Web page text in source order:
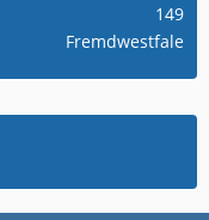
149
Fremdwestfale